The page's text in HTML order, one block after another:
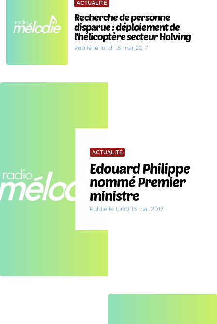
ACTUALITÉ
Recherche de personne
disparue : déploiement de
l'hélicoptère secteur Holving
Publié le lundi 15 mai 2017
ACTUALITÉ
Edouard Philippe
nommé Premier
ministre
Publié le lundi 15 mai 2017